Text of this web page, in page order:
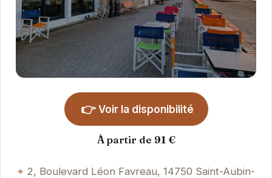
👉 Voir la disponibilité
À partir de 91 €
2, Boulevard Léon Favreau, 14750 Saint-Aubin-